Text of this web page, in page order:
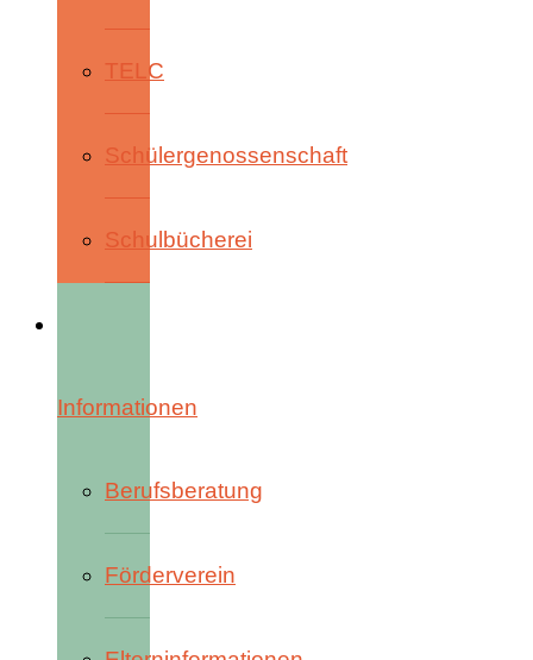
TELC
Schülergenossenschaft
Schulbücherei
Informationen
Berufsberatung
Förderverein